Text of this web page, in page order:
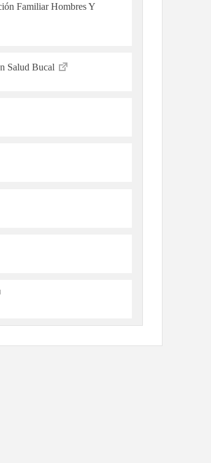
Familiar Hombres Y
Salud Bucal